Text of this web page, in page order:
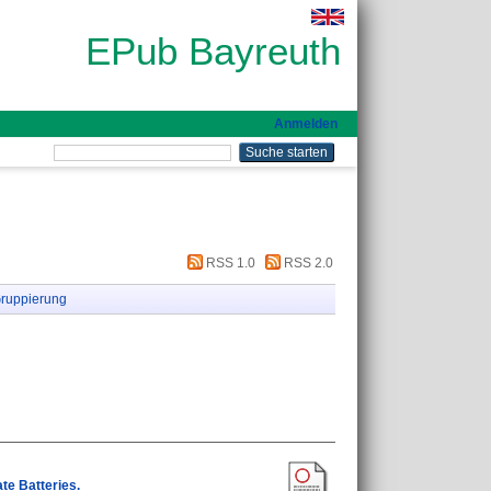
EPub Bayreuth
Anmelden
RSS 1.0 RSS 2.0
Batteries.